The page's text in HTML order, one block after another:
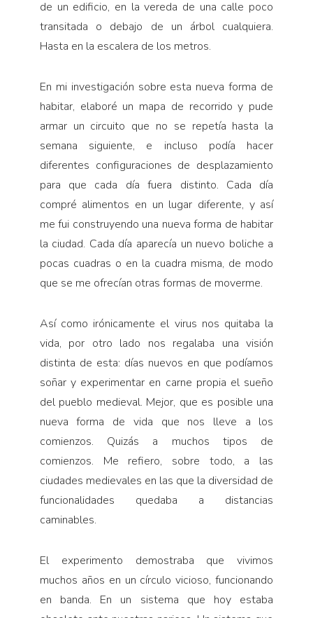
de un edificio, en la vereda de una calle poco
transitada o debajo de un árbol cualquiera.
Hasta en la escalera de los metros.
En mi investigación sobre esta nueva forma de
habitar, elaboré un mapa de recorrido y pude
armar un circuito que no se repetía hasta la
semana siguiente, e incluso podía hacer
diferentes configuraciones de desplazamiento
para que cada día fuera distinto. Cada día
compré alimentos en un lugar diferente, y así
me fui construyendo una nueva forma de habitar
la ciudad. Cada día aparecía un nuevo boliche a
pocas cuadras o en la cuadra misma, de modo
que se me ofrecían otras formas de moverme.
Así como irónicamente el virus nos quitaba la
vida, por otro lado nos regalaba una visión
distinta de esta: días nuevos en que podíamos
soñar y experimentar en carne propia el sueño
del pueblo medieval. Mejor, que es posible una
nueva forma de vida que nos lleve a los
comienzos. Quizás a muchos tipos de
comienzos. Me refiero, sobre todo, a las
ciudades medievales en las que la diversidad de
funcionalidades quedaba a distancias
caminables.
El experimento demostraba que vivimos
muchos años en un círculo vicioso, funcionando
en banda. En un sistema que hoy estaba